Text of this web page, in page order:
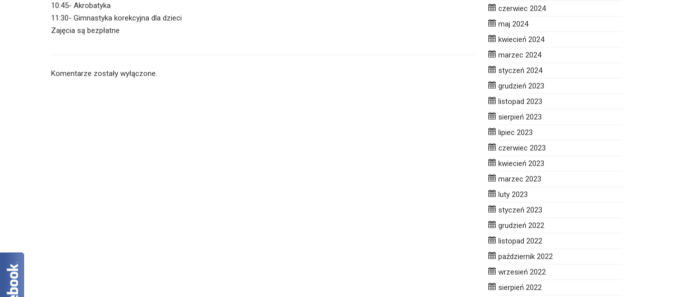
10:45- Akrobatyka
11:30- Gimnastyka korekcyjna dla dzieci
Zajęcia są bezpłatne
Komentarze zostały wyłączone.
czerwiec 2024
maj 2024
kwiecień 2024
marzec 2024
styczeń 2024
grudzień 2023
listopad 2023
sierpień 2023
lipiec 2023
czerwiec 2023
kwiecień 2023
marzec 2023
luty 2023
styczeń 2023
grudzień 2022
listopad 2022
październik 2022
wrzesień 2022
sierpień 2022